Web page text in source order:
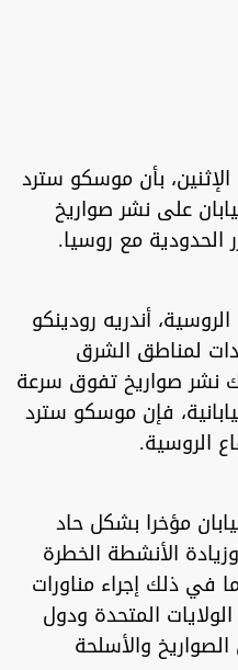
بأن موسكو سترد
على نشر صواريخ
مع روسيا.
أندريه رودينكو
لمناطق الشرق
نشر صواريخ تفوق سرعة
فإن موسكو سترد
الروسية.
مؤخرا بشكل حاد
الأنشطة الخطرة
في ذلك إجراء مناورات
المتحدة ودول
والأسلحة